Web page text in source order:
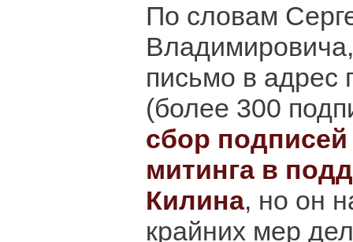
По словам
письмо в адрес
(более 300
сбор
митинга в
Килина, но он
крайних мер